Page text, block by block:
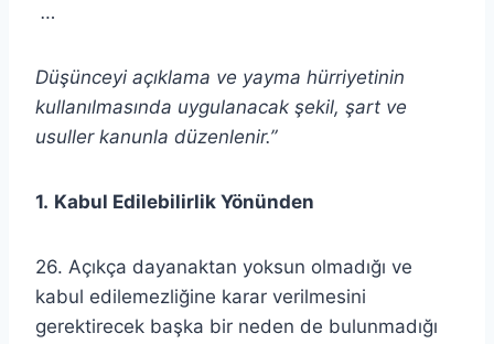
…
Düşünceyi açıklama ve yayma hürriyetinin
kullanılmasında uygulanacak şekil, şart ve
usuller kanunla düzenlenir.”
1. Kabul Edilebilirlik Yönünden
26. Açıkça dayanaktan yoksun olmadığı ve
kabul edilemezliğine karar verilmesini
gerektirecek başka bir neden de bulunmadığı